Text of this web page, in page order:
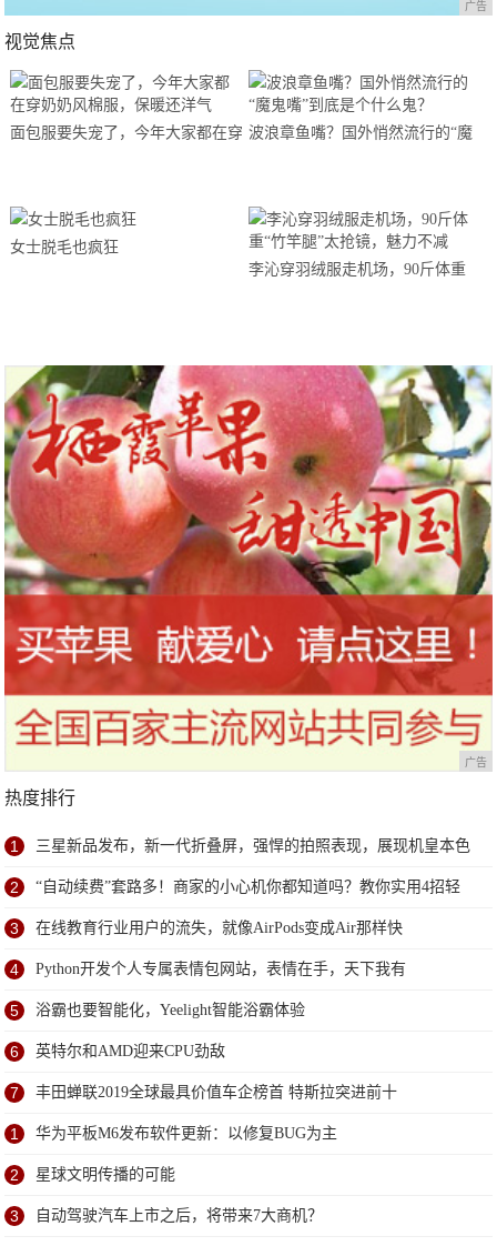
广告
视觉焦点
面包服要失宠了，今年大家都在穿 波浪章鱼嘴？国外悄然流行的“魔
女士脱毛也疯狂
李沁穿羽绒服走机场，90斤体重
广告
热度排行
1 三星新品发布，新一代折叠屏，强悍的拍照表现，展现机皇本色
2 “自动续费”套路多！商家的小心机你都知道吗？教你实用4招轻
松避免
3 在线教育行业用户的流失，就像AirPods变成Air那样快
4 Python开发个人专属表情包网站，表情在手，天下我有
5 浴霸也要智能化，Yeelight智能浴霸体验
6 英特尔和AMD迎来CPU劲敌
7 丰田蝉联2019全球最具价值车企榜首 特斯拉突进前十
1 华为平板M6发布软件更新：以修复BUG为主
2 星球文明传播的可能
3 自动驾驶汽车上市之后，将带来7大商机？